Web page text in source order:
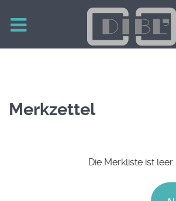
Merkzettel
Die Merkliste ist leer.